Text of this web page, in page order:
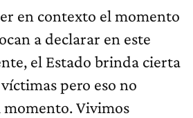
en contexto el momento
a declarar en este
el Estado brinda cierta
pero eso no
momento. Vivimos